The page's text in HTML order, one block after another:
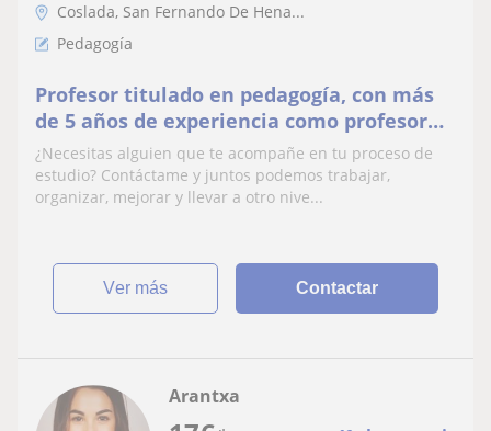
Coslada, San Fernando De Hena...
Pedagogía
Profesor titulado en pedagogía, con más
de 5 años de experiencia como profesor
de apoyo
¿Necesitas alguien que te acompañe en tu proceso de
estudio? Contáctame y juntos podemos trabajar,
organizar, mejorar y llevar a otro nive...
ver más Contactar
Arantxa